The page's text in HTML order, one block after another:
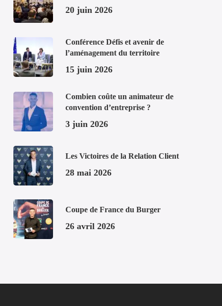
20 juin 2026
Conférence Défis et avenir de
l’aménagement du territoire
15 juin 2026
Combien coûte un animateur de
convention d’entreprise ?
3 juin 2026
Les Victoires de la Relation Client
28 mai 2026
Coupe de France du Burger
26 avril 2026